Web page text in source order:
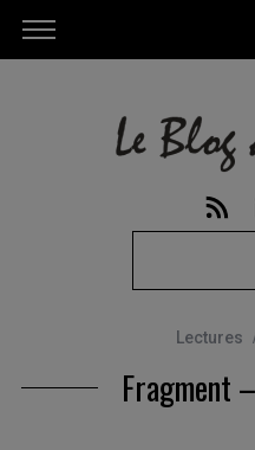
c
Lectures
Fragment